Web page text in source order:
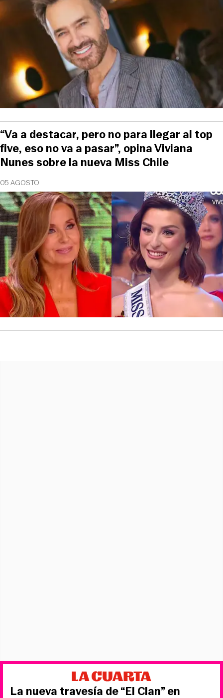
05 AGOSTO
“Va a destacar, pero no para llegar al top
five, eso no va a pasar”, opina Viviana
Nunes sobre la nueva Miss Chile
La nueva travesía de “El Clan” en